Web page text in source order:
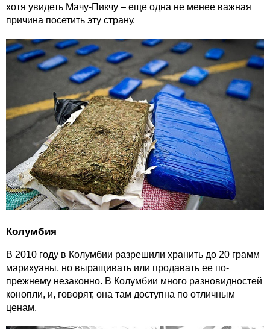
хотя увидеть Мачу-Пикчу – еще одна не менее важная
причина посетить эту страну.
Колумбия
В 2010 году в Колумбии разрешили хранить до 20 грамм
марихуаны, но выращивать или продавать ее по-
прежнему незаконно. В Колумбии много разновидностей
конопли, и, говорят, она там доступна по отличным
ценам.